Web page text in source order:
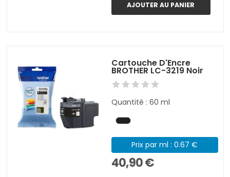
AJOUTER AU PANIER
Cartouche D'Encre
BROTHER LC-3219 Noir
Quantité : 60 ml
Prix par ml : 0.67 €
40,90 €